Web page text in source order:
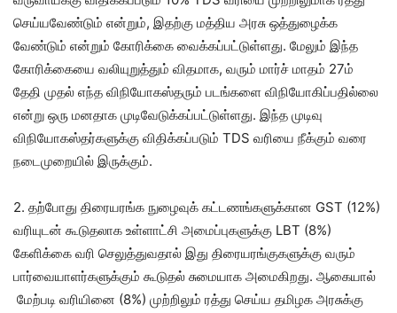
செய்யவேண்டும் என்றும், இதற்கு மத்திய அரசு ஒத்துழைக்க
வேண்டும் என்றும் கோரிக்கை வைக்கப்பட்டுள்ளது. மேலும் இந்த
கோரிக்கையை வலியுறுத்தும் விதமாக, வரும் மார்ச் மாதம் 27ம்
தேதி முதல் எந்த விநியோகஸ்தரும் படங்களை விநியோகிப்பதில்லை
என்று ஒரு மனதாக முடிவேடுக்கப்பட்டுள்ளது. இந்த முடிவு
விநியோகஸ்தர்களுக்கு விதிக்கப்படும் TDS வரியை நீக்கும் வரை
நடைமுறையில் இருக்கும்.
2. தற்போது திரையரங்க நுழைவுக் கட்டணங்களுக்கான GST (12%)
வரியுடன் கூடுதலாக உள்ளாட்சி அமைப்புகளுக்கு LBT (8%)
கேளிக்கை வரி செலுத்துவதால் இது திரையரங்குகளுக்கு வரும்
பார்வையாளர்களுக்கும் கூடுதல் சுமையாக அமைகிறது. ஆகையால்
மேற்படி வரியினை (8%) முற்றிலும் ரத்து செய்ய தமிழக அரசுக்கு